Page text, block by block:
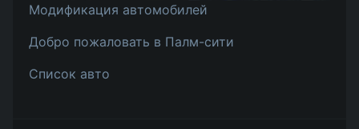
Модификация автомобилей
Добро пожаловать в Палм-сити
Список авто